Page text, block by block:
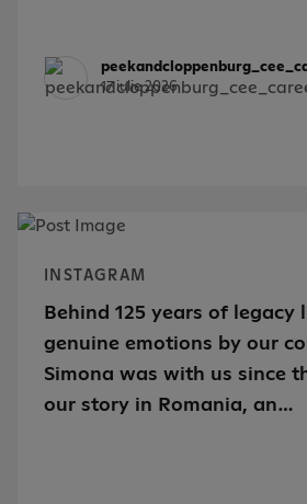
17 iulie 2026
INSTAGRAM
Behind 125 years of legacy
genuine emotions by our
Simona was with us since
our story in Romania, an…